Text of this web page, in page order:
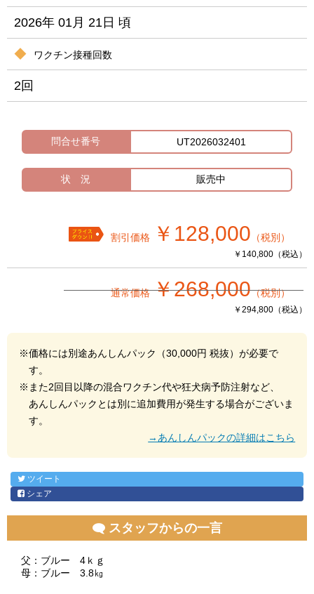
2026年 01月 21日 頃
ワクチン接種回数
2回
問合せ番号 UT2026032401
状 況 販売中
割引価格 ￥128,000 （税別）
￥140,800（税込）
通常価格￥268,000（税別）
￥294,800（税込）
※価格には別途あんしんパック（30,000円 税抜）が必要で
す。
※また2回目以降の混合ワクチン代や狂犬病予防注射など、
あんしんパックとは別に追加費用が発生する場合がございま
す。
→あんしんパックの詳細はこちら
ツイート
シェア
スタッフからの一言
父：ブルー 4ｋｇ
母：ブルー 3.8㎏